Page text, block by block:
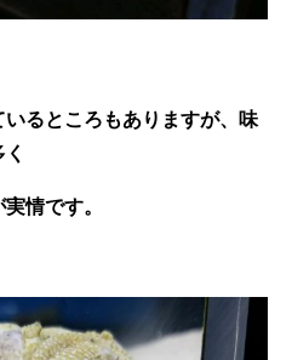
るところもありますが、味
情です。